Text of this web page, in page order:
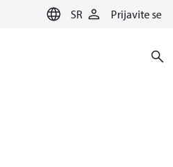
SR Prijavite se